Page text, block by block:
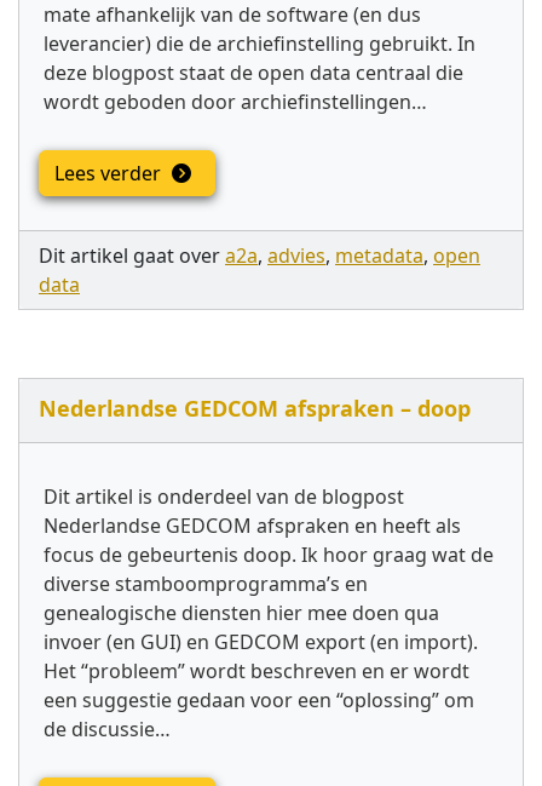
mate afhankelijk van de software (en dus
leverancier) die de archiefinstelling gebruikt. In
deze blogpost staat de open data centraal die
wordt geboden door archiefinstellingen…
Lees verder
Dit artikel gaat overa2a, advies, metadata, open
data
Nederlandse GEDCOM afspraken – doop
Dit artikel is onderdeel van de blogpost
Nederlandse GEDCOM afspraken en heeft als
focus de gebeurtenis doop. Ik hoor graag wat de
diverse stamboomprogramma’s en
genealogische diensten hier mee doen qua
invoer (en GUI) en GEDCOM export (en import).
Het “probleem” wordt beschreven en er wordt
een suggestie gedaan voor een “oplossing” om
de discussie…